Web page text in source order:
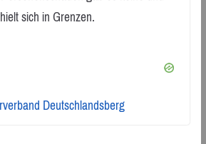
sich in Grenzen.
Deutschlandsberg